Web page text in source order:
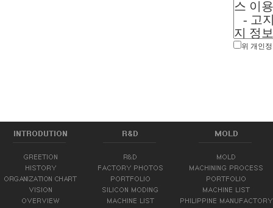
위 개인